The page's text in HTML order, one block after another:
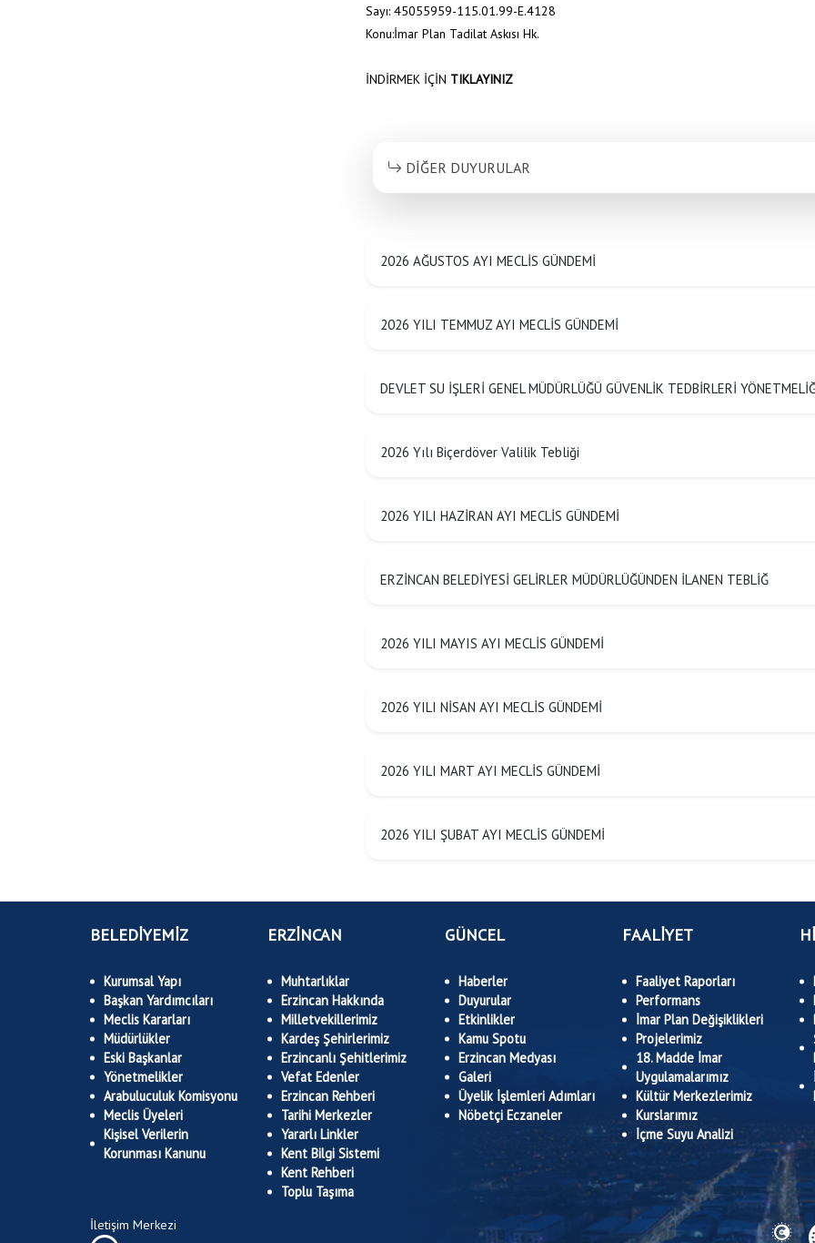
Sayı: 45055959-115.01.99-E.4128
Konu:İmar Plan Tadilat Askısı Hk.
İNDİRMEK İÇİN TIKLAYINIZ
DİĞER DUYURULAR
2026 AĞUSTOS AYI MECLİS GÜNDEMİ
2026 YILI TEMMUZ AYI MECLİS GÜNDEMİ
DEVLET SU İŞLERİ GENEL MÜDÜRLÜĞÜ GÜVENLİK TEDBİRLERİ
2026 Yılı Biçerdöver Valilik Tebliği
2026 YILI HAZİRAN AYI MECLİS GÜNDEMİ
ERZİNCAN BELEDİYESİ GELİRLER MÜDÜRLÜĞÜNDEN İLANEN TEBLİĞ
2026 YILI MAYIS AYI MECLİS GÜNDEMİ
2026 YILI NİSAN AYI MECLİS GÜNDEMİ
2026 YILI MART AYI MECLİS GÜNDEMİ
2026 YILI ŞUBAT AYI MECLİS GÜNDEMİ
BELEDİYEMİZ
Kurumsal Yapı
Başkan Yardımcıları
Meclis Kararları
Müdürlükler
Eski Başkanlar
Yönetmelikler
Arabuluculuk Komisyonu
Meclis Üyeleri
Kişisel Verilerin
Korunması Kanunu
ERZİNCAN
Muhtarlıklar
Erzincan Hakkında
Milletvekillerimiz
Kardeş Şehirlerimiz
Erzincanlı Şehitlerimiz
Vefat Edenler
Erzincan Rehberi
Tarihi Merkezler
Yararlı Linkler
Kent Bilgi Sistemi
Kent Rehberi
Toplu Taşıma
GÜNCEL
Haberler
Duyurular
Etkinlikler
Kamu Spotu
Erzincan Medyası
Galeri
Üyelik İşlemleri Adımları
Nöbetçi Eczaneler
FAALİYET
Faaliyet Raporları
Performans
İmar Plan Değişiklikleri
Projelerimiz
18. Madde İmar
Uygulamalarımız
Kültür Merkezlerimiz
Kurslarımız
İçme Suyu Analizi
İletişim Merkezi